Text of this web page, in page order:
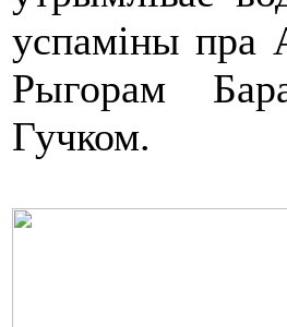
успаміны пра
Рыгорам
Гучком.